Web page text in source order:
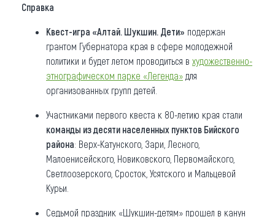
Справка
Квест-игра «Алтай. Шукшин. Дети» подержан
грантом Губернатора края в сфере молодежной
политики и будет летом проводиться в художественно-
этнографическом парке «Легенда» для
организованных групп детей.
Участниками первого квеста к 80-летию края стали
команды из десяти населенных пунктов Бийского
района: Верх-Катунского, Зари, Лесного,
Малоенисейского, Новиковского, Первомайского,
Светлоозерского, Сросток, Усятского и Мальцевой
Курьи.
Седьмой праздник «Шукшин-детям» прошел в канун